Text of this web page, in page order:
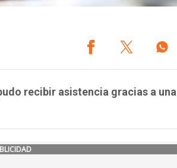
recibir asistencia gracias a una